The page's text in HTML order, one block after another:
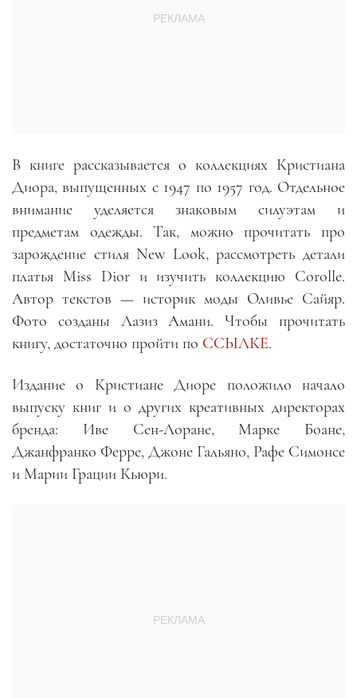
В книге рассказывается о коллекциях Кристиана
Диора, выпущенных с 1947 по 1957 год. Отдельное
внимание уделяется знаковым силуэтам и
предметам одежды. Так, можно прочитать про
зарождение стиля New Look, рассмотреть детали
платья Miss Dior и изучить коллекцию Corolle.
Автор текстов — историк моды Оливье Сайяр.
Фото созданы Лазиз Амани. Чтобы прочитать
книгу, достаточно пройти по ССЫЛКЕ.
Издание о Кристиане Диоре положило начало
выпуску книг и о других креативных директорах
бренда: Иве Сен-Лоране, Марке Боане,
Джанфранко Ферре, Джоне Гальяно, Рафе Симонсе
и Марии Грации Кьюри.